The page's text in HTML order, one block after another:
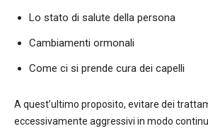
Lo stato di salute della persona
Cambiamenti ormonali
Come ci si prende cura dei capelli
A quest’ultimo proposito, evitare dei
eccessivamente aggressivi in modo